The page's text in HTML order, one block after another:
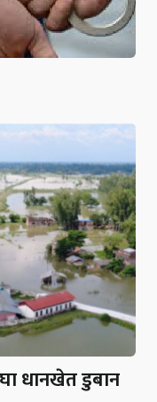
धानखेत डुबान